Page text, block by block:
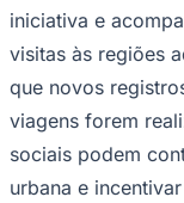
iniciativa e
visitas às regiões
que novos
viagens forem
sociais podem
urbana e